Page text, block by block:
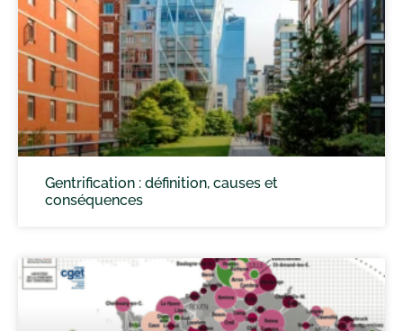
Gentrification : définition, causes et
conséquences